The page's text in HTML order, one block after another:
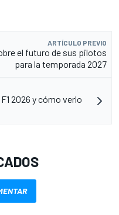
ARTÍCULO PREVIO
el futuro de sus pilotos
para la temporada 2027
2026 y cómo verlo